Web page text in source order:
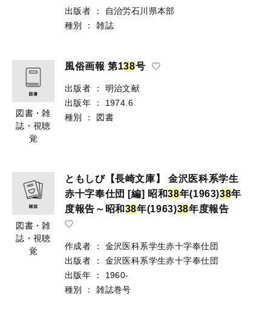
出版者 ：
自治労石川県本部
種別
： 雑誌
図書・雑
誌・視聴
覚
風俗画報 第138号
出版者 ：
明治文献
出版年
：
1974.6
種別
： 図書
図書・雑
誌・視聴
覚
ともしび【長崎文庫】 金沢医科系学生
赤十字奉仕団 [編] 昭和38年(1963)38年
度報告～昭和38年(1963)38年度報告
作成者 ：
金沢医科系学生赤十字奉仕団
出版者
：
金沢医科系学生赤十字奉仕団
出版年
：
1960-
種別
： 雑誌巻号